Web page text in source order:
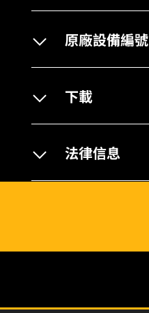
原廠設備編號
下載
法律信息